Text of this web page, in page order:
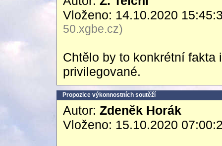
Vloženo: 14.10.2020
50.xgbe.cz)
Chtělo by to konkrétní fakta
privilegované.
Propozice výkonnostních soutěží
Autor: Zdeněk Horák
Vloženo: 15.10.2020